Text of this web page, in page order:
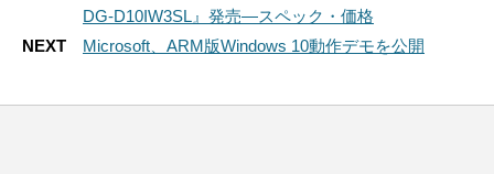
DG-D10IW3SL』発売―スペック・価格
NEXT
Microsoft、ARM版Windows 10動作デモを公開